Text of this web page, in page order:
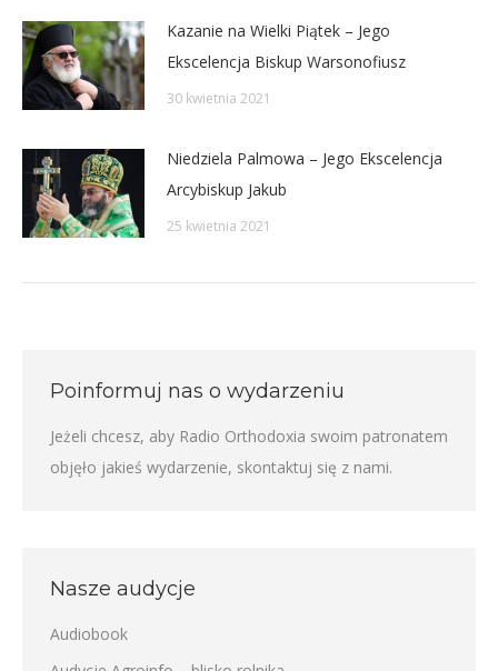
Kazanie na Wielki Piątek – Jego
Ekscelencja Biskup Warsonofiusz
30 kwietnia 2021
Niedziela Palmowa – Jego Ekscelencja
Arcybiskup Jakub
25 kwietnia 2021
Poinformuj nas o wydarzeniu
Jeżeli chcesz, aby Radio Orthodoxia swoim patronatem
objęło jakieś wydarzenie, skontaktuj się z nami.
Nasze audycje
Audiobook